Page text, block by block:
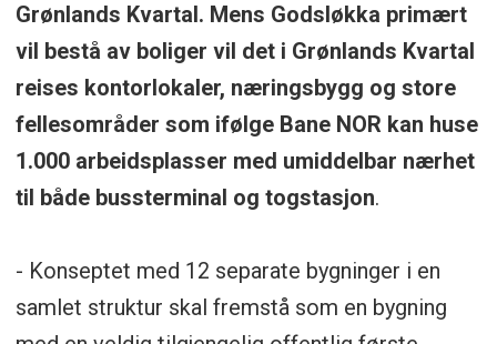
Grønlands Kvartal. Mens Godsløkka primært
vil bestå av boliger vil det i Grønlands Kvartal
reises kontorlokaler, næringsbygg og store
fellesområder som ifølge Bane NOR kan huse
1.000 arbeidsplasser med umiddelbar nærhet
til både bussterminal og togstasjon.
- Konseptet med 12 separate bygninger i en
samlet struktur skal fremstå som en bygning